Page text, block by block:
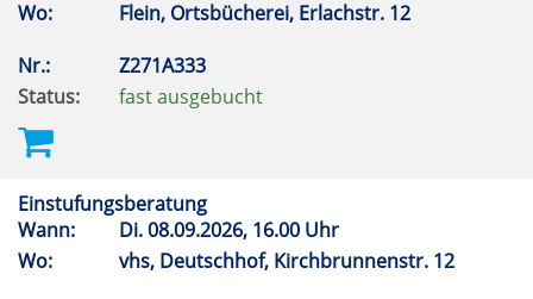
Wo:
Flein, Ortsbücherei, Erlachstr. 12
Nr.:
Z271A333
Status:
fast ausgebucht
Einstufungsberatung
Wann:
Di.08.09.2026, 16.00 Uhr
Wo:
vhs, Deutschhof, Kirchbrunnenstr. 12